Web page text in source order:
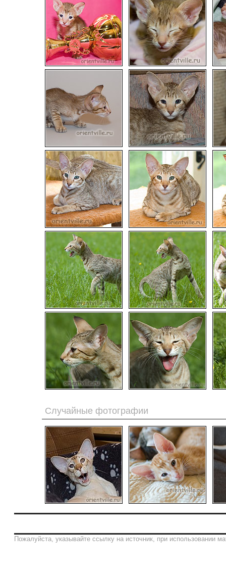
Случайные фотографии
Пожалуйста, указывайте ссылку на источник, при использовании